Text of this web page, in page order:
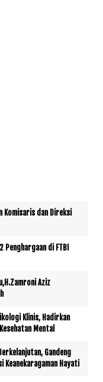
Komisaris dan Direksi
Penghargaan di FTBI
Aziz
Klinis, Hadirkan
Mental
Gandeng
Keanekaragaman Hayati